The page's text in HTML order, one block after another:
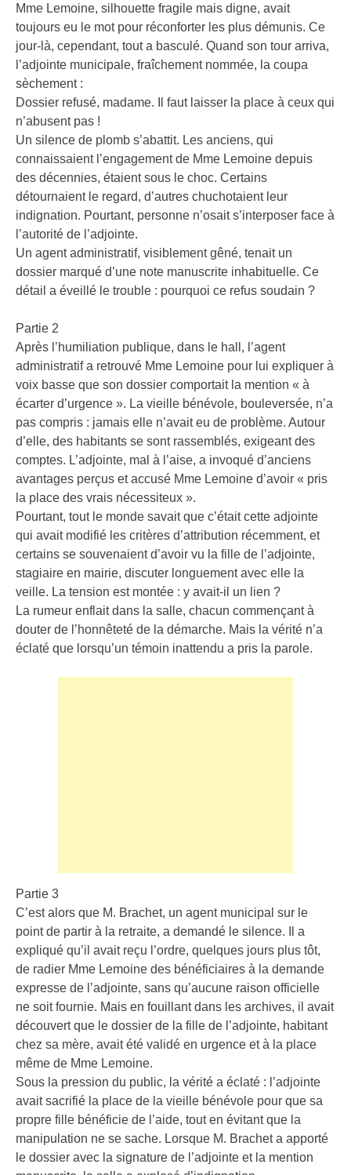
Mme Lemoine, silhouette fragile mais digne, avait
toujours eu le mot pour réconforter les plus démunis. Ce
jour-là, cependant, tout a basculé. Quand son tour arriva,
l’adjointe municipale, fraîchement nommée, la coupa
sèchement :
Dossier refusé, madame. Il faut laisser la place à ceux qui
n’abusent pas !
Un silence de plomb s’abattit. Les anciens, qui
connaissaient l’engagement de Mme Lemoine depuis
des décennies, étaient sous le choc. Certains
détournaient le regard, d’autres chuchotaient leur
indignation. Pourtant, personne n’osait s’interposer face à
l’autorité de l’adjointe.
Un agent administratif, visiblement gêné, tenait un
dossier marqué d’une note manuscrite inhabituelle. Ce
détail a éveillé le trouble : pourquoi ce refus soudain ?
Partie 2
Après l’humiliation publique, dans le hall, l’agent
administratif a retrouvé Mme Lemoine pour lui expliquer à
voix basse que son dossier comportait la mention « à
écarter d’urgence ». La vieille bénévole, bouleversée, n’a
pas compris : jamais elle n’avait eu de problème. Autour
d’elle, des habitants se sont rassemblés, exigeant des
comptes. L’adjointe, mal à l’aise, a invoqué d’anciens
avantages perçus et accusé Mme Lemoine d’avoir « pris
la place des vrais nécessiteux ».
Pourtant, tout le monde savait que c’était cette adjointe
qui avait modifié les critères d’attribution récemment, et
certains se souvenaient d’avoir vu la fille de l’adjointe,
stagiaire en mairie, discuter longuement avec elle la
veille. La tension est montée : y avait-il un lien ?
La rumeur enflait dans la salle, chacun commençant à
douter de l’honnêteté de la démarche. Mais la vérité n’a
éclaté que lorsqu’un témoin inattendu a pris la parole.
Partie 3
C’est alors que M. Brachet, un agent municipal sur le
point de partir à la retraite, a demandé le silence. Il a
expliqué qu’il avait reçu l’ordre, quelques jours plus tôt,
de radier Mme Lemoine des bénéficiaires à la demande
expresse de l’adjointe, sans qu’aucune raison officielle
ne soit fournie. Mais en fouillant dans les archives, il avait
découvert que le dossier de la fille de l’adjointe, habitant
chez sa mère, avait été validé en urgence et à la place
même de Mme Lemoine.
Sous la pression du public, la vérité a éclaté : l’adjointe
avait sacrifié la place de la vieille bénévole pour que sa
propre fille bénéficie de l’aide, tout en évitant que la
manipulation ne se sache. Lorsque M. Brachet a apporté
le dossier avec la signature de l’adjointe et la mention